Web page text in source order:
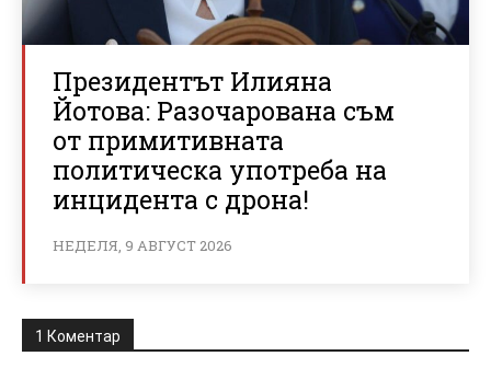
Президентът Илияна
Йотова: Разочарована съм
от примитивната
политическа употреба на
инцидента с дрона!
НЕДЕЛЯ, 9 АВГУСТ 2026
1 Коментар